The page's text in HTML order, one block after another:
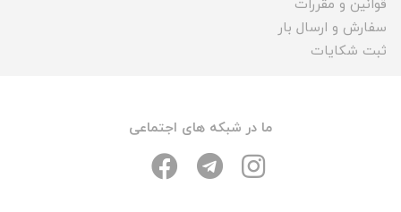
قوانین و مقررات
سفارش و ارسال بار
ثبت شکایات
ما در شبکه های اجتماعی